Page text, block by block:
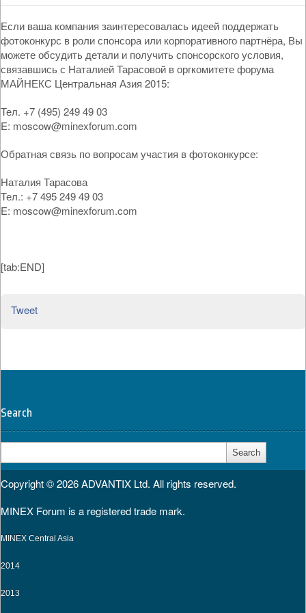
Если ваша компания заинтересовалась идеей поддержать
фотоконкурс в роли спонсора или корпоративного партнёра, Вы
можете обсудить детали и получить спонсорского условия,
связавшись с Наталией Тарасовой в оргкомитете форума
МАЙНЕКС Центральная Азия 2015:
Тел. +7 (495) 249 49 03
E: moscow@minexforum.com
Обратная связь по вопросам участия в фотоконкурсе:
Наталия Тарасова
Тел.: +7 495 249 49 03
E: moscow@minexforum.com
[tab:END]
Tweet
Search
Search
for:
Copyright © 2026ADVANTIX Ltd. All rights reserved.
MINEX Forum is a registered trade mark.
MINEX Central Asia
2014
2013